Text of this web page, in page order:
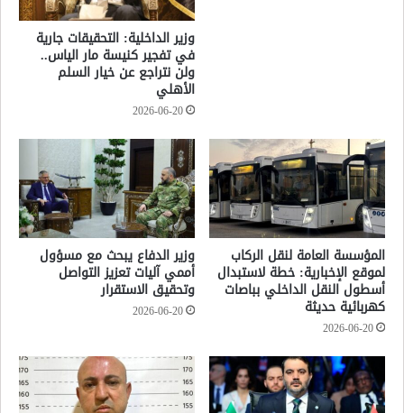
وزير الداخلية: التحقيقات جارية
في تفجير كنيسة مار الياس..
ولن نتراجع عن خيار السلم
الأهلي
2026-06-20
المؤسسة العامة لنقل الركاب
لموقع الإخبارية: خطة لاستبدال
أسطول النقل الداخلي بباصات
كهربائية حديثة
2026-06-20
وزير الدفاع يبحث مع مسؤول
أممي آليات تعزيز التواصل
وتحقيق الاستقرار
2026-06-20